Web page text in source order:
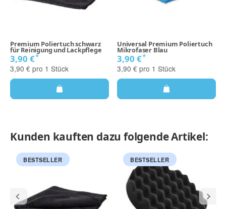
Premium Poliertuch schwarz
für Reinigung und Lackpflege
3,90 €*
3,90 € pro 1 Stück
Universal Premium Poliertuch
Mikrofaser Blau
3,90 €*
3,90 € pro 1 Stück
Kunden kauften dazu folgende Artikel:
BESTSELLER BESTSELLER